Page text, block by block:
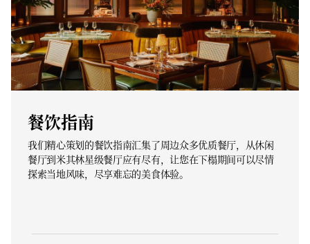
餐饮指南
我们精心策划的餐饮指南汇集了周边众多优质餐厅，从休闲
餐厅到米其林星级餐厅应有尽有，让您在下榻期间可以尽情
探索当地风味，尽享难忘的美食体验。